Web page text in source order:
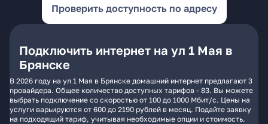
Проверить доступность по адресу
Подключить интернет на ул 1 Мая в
Брянске
В 2026 году на ул 1 Мая в Брянске домашний интернет предлагают 3
провайдера. Общее количество доступных тарифов - 83. Вы можете
выбрать подключение со скоростью от 100 до 1000 Мбит/с. Цены на
услуги варьируются от 600 до 2190 рублей в месяц. Подайте заявку
на подходящий тариф, учитывая необходимые опции и стоимость.